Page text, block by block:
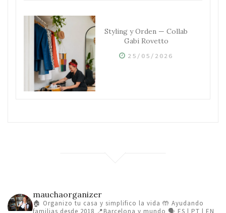
Styling y Orden — Collab
Gabi Rovetto
25/05/2026
mauchaorganizer
🏠 Organizo tu casa y simplifico la vida 🤲 Ayudando